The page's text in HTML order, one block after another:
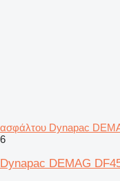
ασφάλτου Dynapac
6
Dynapac DEMAG